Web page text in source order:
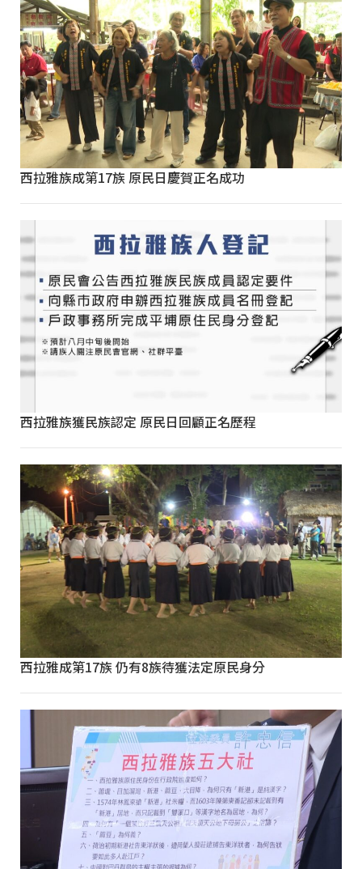
西拉雅族成第17族 原民日慶賀正名成功
西拉雅族獲民族認定 原民日回顧正名歷程
西拉雅成第17族 仍有8族待獲法定原民身分